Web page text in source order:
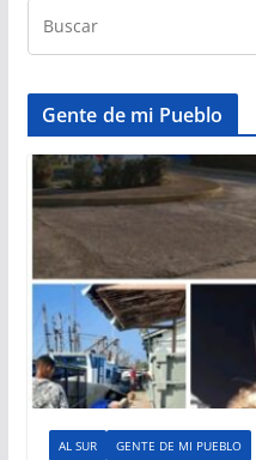
Gente de mi Pueblo
AL SUR GENTE DE MI PUEBLO